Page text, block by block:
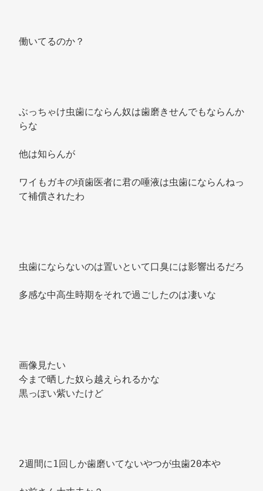
働いてるのか？
ぶっちゃけ虫歯にならん奴は歯磨きせんでもならんか
らな
他は知らんが
ワイもガキの頃歯医者に君の唾液は虫歯にならんねっ
て補償されたわ
多感な中高生時期をそれで過ごしたのは凄いな
画像見たい
今まで晒した奴ら越えられるかな
黒っぽい紫いたけど
2週間に1回しか歯磨いてないやつが虫歯20本や